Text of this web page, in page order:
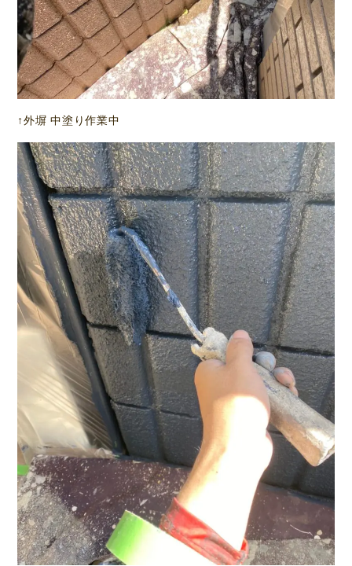
↑外塀 中塗り作業中